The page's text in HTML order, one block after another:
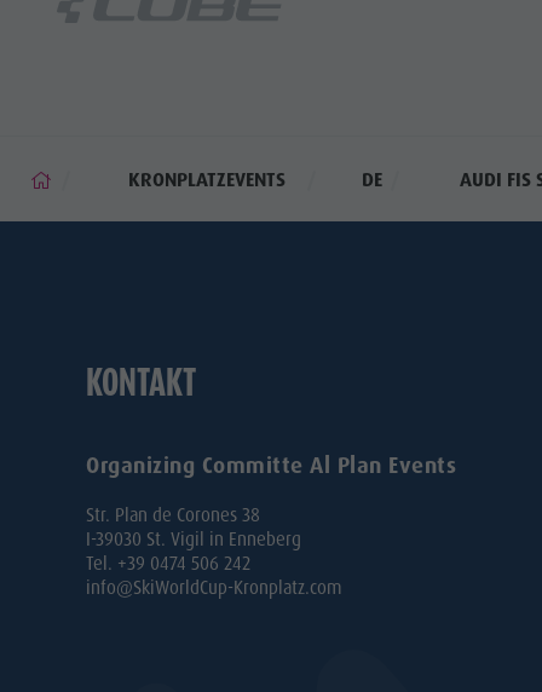
KRONPLATZEVENTS DE AUDI FIS
KONTAKT
Organizing Committe Al Plan Events
Str. Plan de Corones 38
I-39030 St. Vigil in Enneberg
Tel. +39 0474 506 242
info@SkiWorldCup-Kronplatz.com